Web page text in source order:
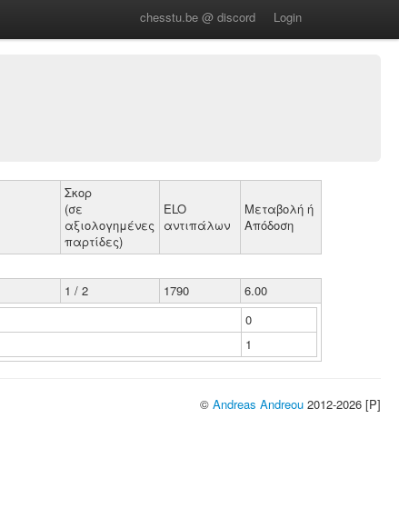
chesstu.be @ discord Login
Σκορ
(σε
αξιολογημένες
παρτίδες)
ELO
αντιπάλων
Μεταβολή ή
Απόδοση
1 / 2 1790
6.00
0
1
© Andreas Andreou 2012-2026 [P]